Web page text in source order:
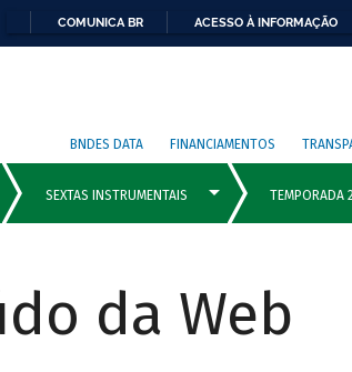
COMUNICA BR ACESSO À INFORMAÇÃO
BNDES DATA FINANCIAMENTOS
da Web